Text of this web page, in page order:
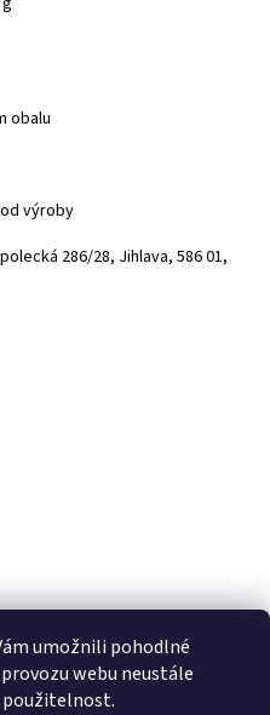
umožnili pohodlné
webu neustále
použitelnost.
obalu
výroby
286/28, Jihlava, 586 01,